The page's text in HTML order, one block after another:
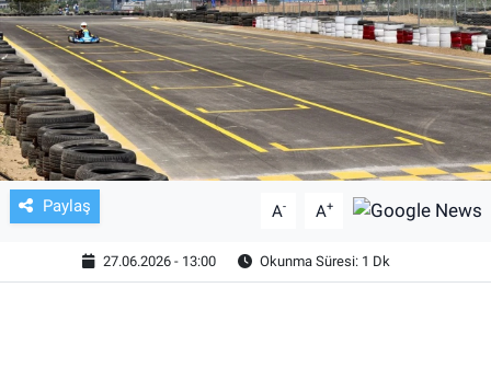
Paylaş A- A+
27.06.2026 - 13:00 Okunma Süresi: 1 Dk
SAĞLIK
GENEL
KÜLTÜR SANAT
ASAYİŞ
EKONOMİ